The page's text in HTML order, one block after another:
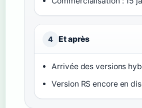
4 Et après
Arrivée des versions
Version RS encore en